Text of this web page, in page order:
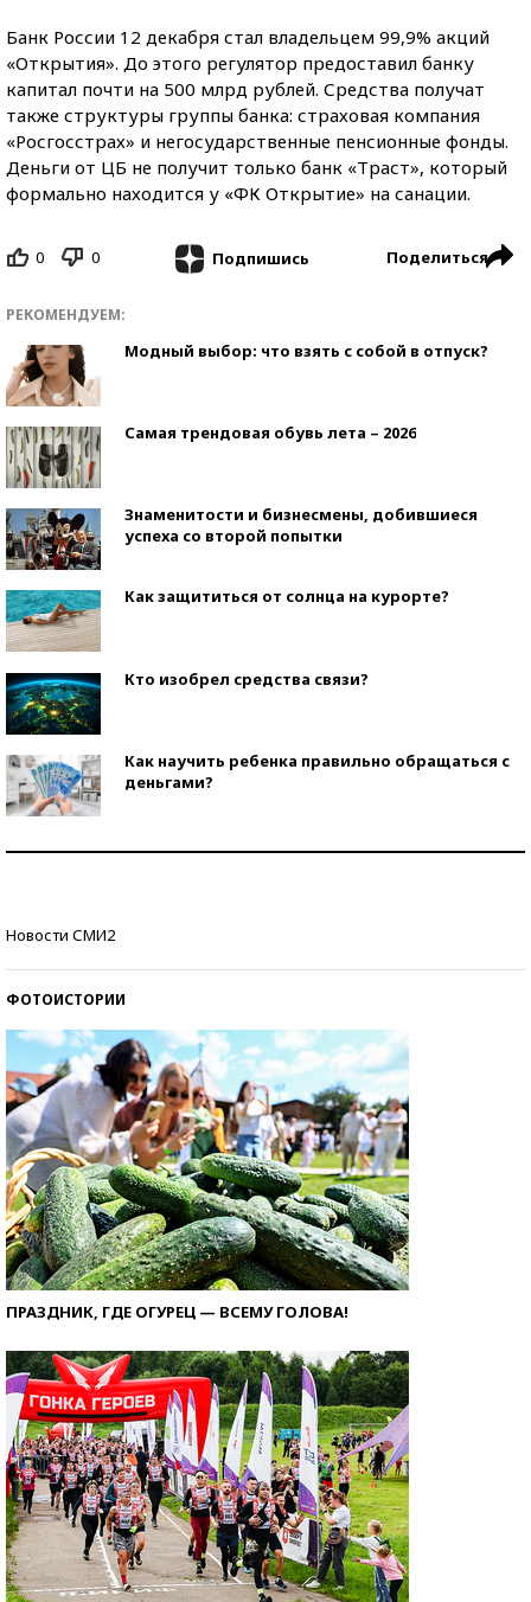
Банк России 12 декабря стал владельцем 99,9% акций
«Открытия». До этого регулятор предоставил банку
капитал почти на 500 млрд рублей. Средства получат
также структуры группы банка: страховая компания
«Росгосстрах» и негосударственные пенсионные фонды.
Деньги от ЦБ не получит только банк «Траст», который
формально находится у «ФК Открытие» на санации.
0 0 Подпишись Поделиться
РЕКОМЕНДУЕМ:
Модный выбор: что взять с собой в отпуск?
Самая трендовая обувь лета – 2026
Знаменитости и бизнесмены, добившиеся
успеха со второй попытки
Как защититься от солнца на курорте?
Кто изобрел средства связи?
Как научить ребенка правильно обращаться с
деньгами?
Новости СМИ2
ФОТОИСТОРИИ
ПРАЗДНИК, ГДЕ ОГУРЕЦ — ВСЕМУ ГОЛОВА!